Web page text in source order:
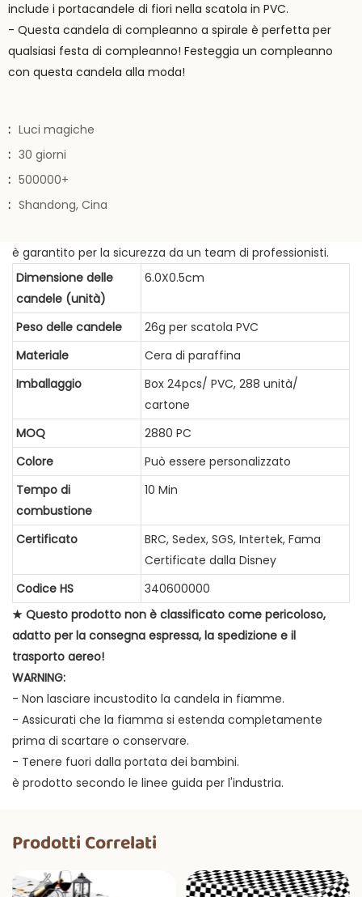
include i portacandele di fiori nella scatola in PVC.
- Questa candela di compleanno a spirale è perfetta per
qualsiasi festa di compleanno! Festeggia un compleanno
con questa candela alla moda!
: Luci magiche
: 30 giorni
: 500000+
: Shandong, Cina
è garantito per la sicurezza da un team di professionisti.
Dimensione delle
candele (unità)
6.0X0.5cm
Peso delle candele
26g per scatola PVC
Materiale
Cera di paraffina
Imballaggio
Box 24pcs/ PVC, 288 unità/
cartone
MOQ
2880 PC
Colore
Può essere personalizzato
Tempo di
combustione
10 Min
Certificato
BRC, Sedex, SGS, Intertek, Fama
Certificate dalla Disney
Codice HS
340600000
★ Questo prodotto non è classificato come pericoloso,
adatto per la consegna espressa, la spedizione e il
trasporto aereo!
WARNING:
- Non lasciare incustodito la candela in fiamme.
- Assicurati che la fiamma si estenda completamente
prima di scartare o conservare.
- Tenere fuori dalla portata dei bambini.
è prodotto secondo le linee guida per l'industria.
Prodotti Correlati